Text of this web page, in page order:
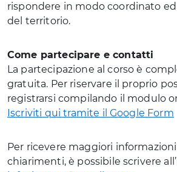
rispondere in modo coordinato
del territorio.
Come partecipare e contatti
La partecipazione al corso è
gratuita. Per riservare il proprio
registrarsi compilando il modulo
Iscriviti qui tramite il Google Form
Per ricevere maggiori
chiarimenti, è possibile scrivere